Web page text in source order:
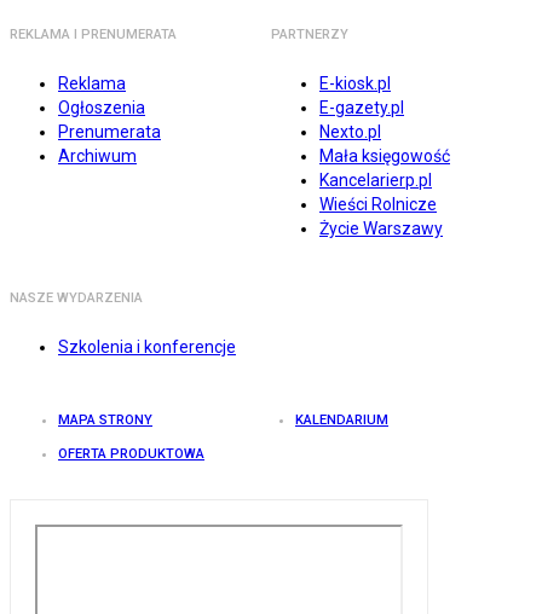
REKLAMA I PRENUMERATA
Reklama
Ogłoszenia
Prenumerata
Archiwum
PARTNERZY
E-kiosk.pl
E-gazety.pl
Nexto.pl
Mała księgowość
Kancelarierp.pl
Wieści Rolnicze
Życie Warszawy
NASZE WYDARZENIA
Szkolenia i konferencje
MAPA STRONY KALENDARIUM
OFERTA PRODUKTOWA